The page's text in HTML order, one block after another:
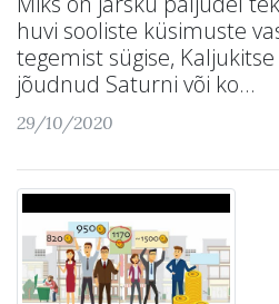
huvi sooliste küsimuste
tegemist sügise,
jõudnud Saturni või ko...
29/10/2020